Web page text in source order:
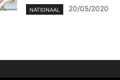
NATIONAAL 20/05/2020